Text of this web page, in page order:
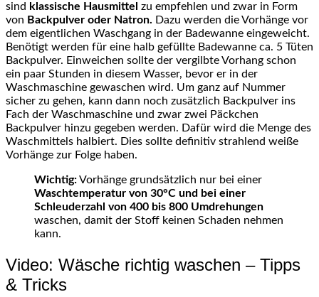
sind klassische Hausmittel zu empfehlen und zwar in Form
von Backpulver oder Natron. Dazu werden die Vorhänge vor
dem eigentlichen Waschgang in der Badewanne eingeweicht.
Benötigt werden für eine halb gefüllte Badewanne ca. 5 Tüten
Backpulver. Einweichen sollte der vergilbte Vorhang schon
ein paar Stunden in diesem Wasser, bevor er in der
Waschmaschine gewaschen wird. Um ganz auf Nummer
sicher zu gehen, kann dann noch zusätzlich Backpulver ins
Fach der Waschmaschine und zwar zwei Päckchen
Backpulver hinzu gegeben werden. Dafür wird die Menge des
Waschmittels halbiert. Dies sollte definitiv strahlend weiße
Vorhänge zur Folge haben.
Wichtig:Vorhänge grundsätzlich nur bei einer
Waschtemperatur von 30°C und bei einer
Schleuderzahl von 400 bis 800 Umdrehungen
waschen, damit der Stoff keinen Schaden nehmen
kann.
Video: Wäsche richtig waschen – Tipps
& Tricks